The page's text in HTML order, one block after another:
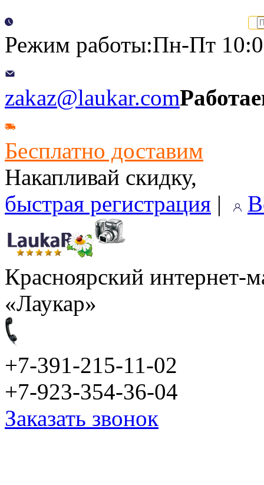
Режим работы:Пн-Пт
zakaz@laukar.com
Бесплатно доставим
Накапливай скидку,
быстрая регистрация |
Красноярский интернет-
«Лаукар»
+7-391-215-11-02
+7-923-354-36-04
Заказать звонок